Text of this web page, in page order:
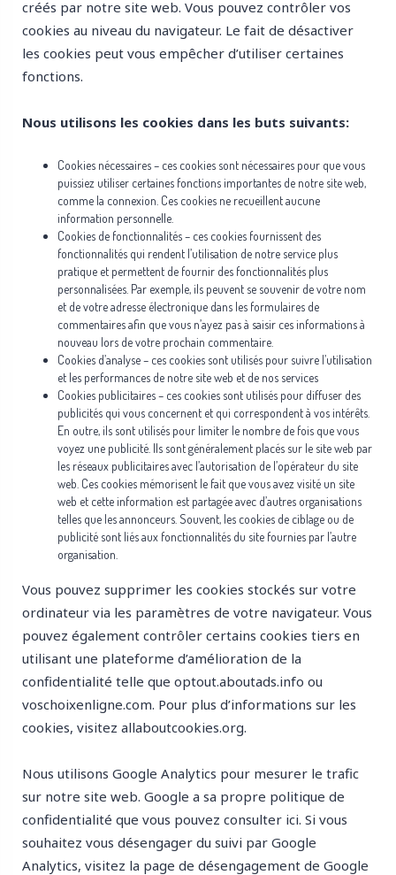
créés par notre site web. Vous pouvez contrôler vos
cookies au niveau du navigateur. Le fait de désactiver
les cookies peut vous empêcher d’utiliser certaines
fonctions.
Nous utilisons les cookies dans les buts suivants:
Cookies nécessaires – ces cookies sont nécessaires pour que vous
puissiez utiliser certaines fonctions importantes de notre site web,
comme la connexion. Ces cookies ne recueillent aucune
information personnelle.
Cookies de fonctionnalités – ces cookies fournissent des
fonctionnalités qui rendent l’utilisation de notre service plus
pratique et permettent de fournir des fonctionnalités plus
personnalisées. Par exemple, ils peuvent se souvenir de votre nom
et de votre adresse électronique dans les formulaires de
commentaires afin que vous n’ayez pas à saisir ces informations à
nouveau lors de votre prochain commentaire.
Cookies d’analyse – ces cookies sont utilisés pour suivre l’utilisation
et les performances de notre site web et de nos services
Cookies publicitaires – ces cookies sont utilisés pour diffuser des
publicités qui vous concernent et qui correspondent à vos intérêts.
En outre, ils sont utilisés pour limiter le nombre de fois que vous
voyez une publicité. Ils sont généralement placés sur le site web par
les réseaux publicitaires avec l’autorisation de l’opérateur du site
web. Ces cookies mémorisent le fait que vous avez visité un site
web et cette information est partagée avec d’autres organisations
telles que les annonceurs. Souvent, les cookies de ciblage ou de
publicité sont liés aux fonctionnalités du site fournies par l’autre
organisation.
Vous pouvez supprimer les cookies stockés sur votre
ordinateur via les paramètres de votre navigateur. Vous
pouvez également contrôler certains cookies tiers en
utilisant une plateforme d’amélioration de la
confidentialité telle que optout.aboutads.info ou
voschoixenligne.com. Pour plus d’informations sur les
cookies, visitez allaboutcookies.org.
Nous utilisons Google Analytics pour mesurer le trafic
sur notre site web. Google a sa propre politique de
confidentialité que vous pouvez consulter ici. Si vous
souhaitez vous désengager du suivi par Google
Analytics, visitez la page de désengagement de Google